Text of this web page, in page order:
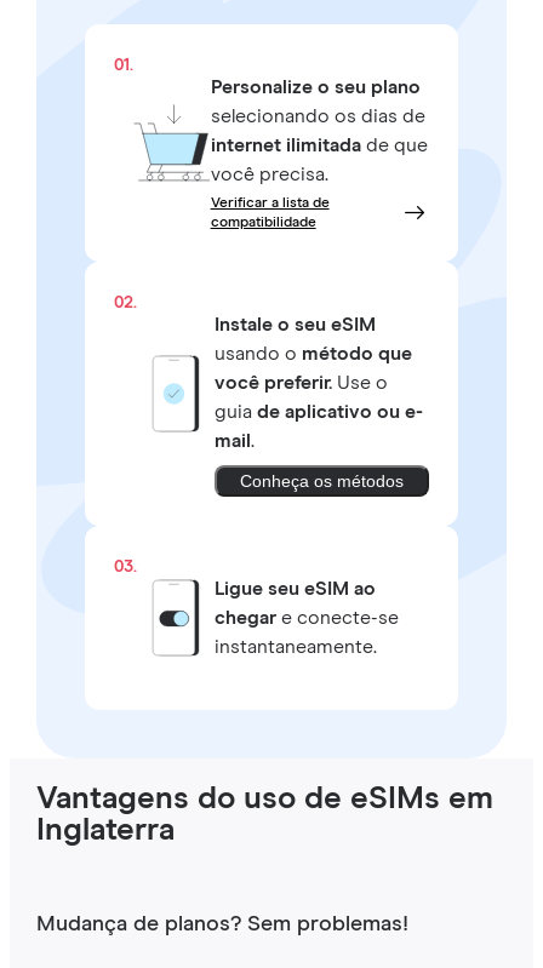
01.
Personalize o seu plano
selecionando os dias de
internet ilimitadade que
você precisa.
Verificar a lista de
compatibilidade
02.
Instale o seu eSIM
usando o método que
você preferir.Use o
guia de aplicativo ou e-
mail .
Conheça os métodos
03.
Ligue seu eSIM ao
chegare conecte-se
instantaneamente.
Vantagens do uso de eSIMs em
Inglaterra
Mudança de planos? Sem problemas!